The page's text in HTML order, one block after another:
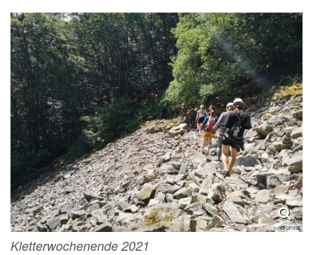
(c) privat
Kletterwochenende 2021